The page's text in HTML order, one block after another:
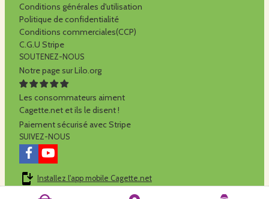
Conditions générales d'utilisation
Politique de confidentialité
Conditions commerciales(CCP)
C.G.U Stripe
SOUTENEZ-NOUS
Notre page sur Lilo.org
Les consommateurs aiment
Cagette.net et ils le disent !
Paiement sécurisé avec Stripe
SUIVEZ-NOUS
Installez l'app mobile Cagette.net